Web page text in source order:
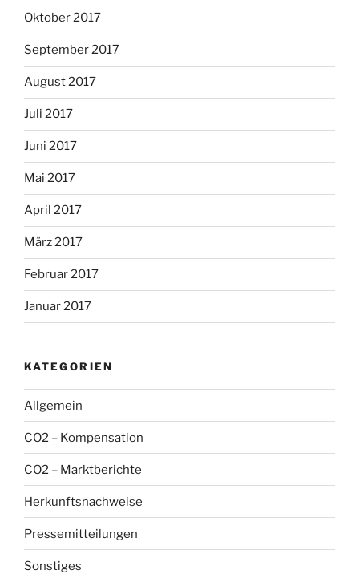
Oktober 2017
September 2017
August 2017
Juli 2017
Juni 2017
Mai 2017
April 2017
März 2017
Februar 2017
Januar 2017
KATEGORIEN
Allgemein
CO2 – Kompensation
CO2 – Marktberichte
Herkunftsnachweise
Pressemitteilungen
Sonstiges